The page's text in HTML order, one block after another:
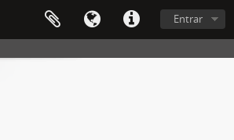
Entrar